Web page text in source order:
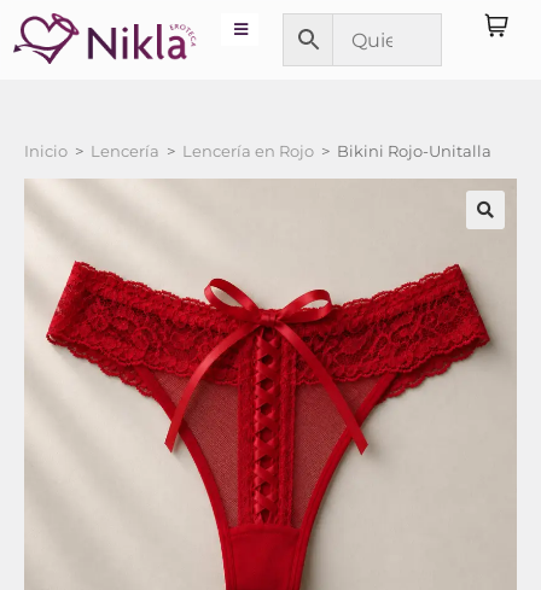
Inicio > Lencería > Lencería en Rojo > Bikini Rojo-Unitalla